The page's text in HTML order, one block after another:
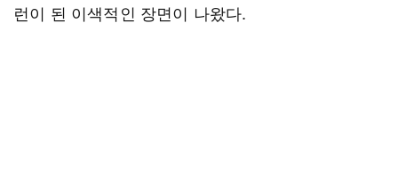
런이 된 이색적인 장면이 나왔다.